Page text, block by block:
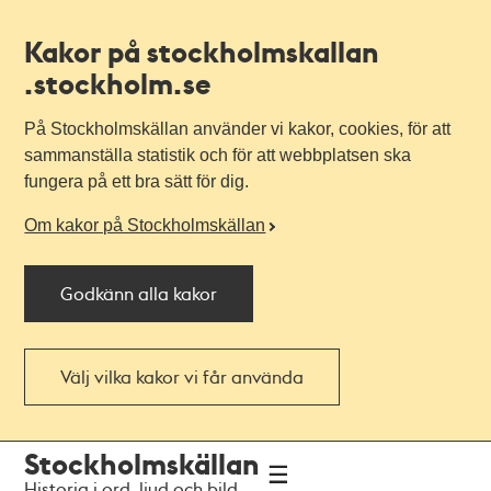
Kakor på stockholmskallan
.stockholm.se
På Stockholmskällan använder vi kakor, cookies, för att
sammanställa statistik och för att webbplatsen ska
fungera på ett bra sätt för dig.
Om kakor på Stockholmskällan
Godkänn alla kakor
Välj vilka kakor vi får använda
navigationen
huvudinnehållet
Stockholmskällan